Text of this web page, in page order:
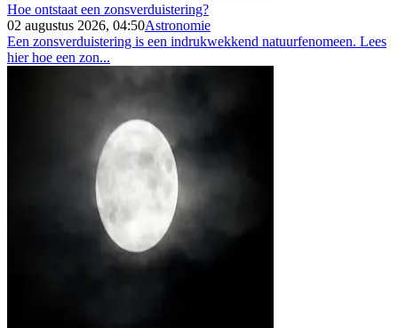
Hoe ontstaat een zonsverduistering?
02 augustus 2026, 04:50Astronomie
Een zonsverduistering is een indrukwekkend natuurfenomeen. Lees
hier hoe een zon...